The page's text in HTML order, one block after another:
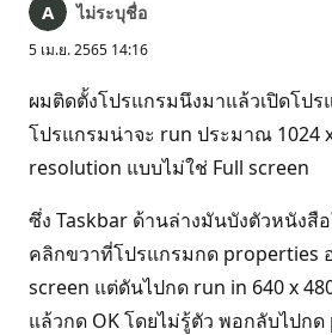
ไม่ระบุชื่อ
5 เม.ย. 2565 14:16
ผมติดตั้งโปรแกรมนึงมาแล้วเปิดโป
โปรแกรมน่าจะ run ประมาณ 1024
resolution แบบไม่ใช่ Full screen
ซึ่ง Taskbar ด้านล่างมันบังตัวหนังสื
คลิกขวาที่โปรแกรมกด properties
screen แต่ดันไปกด run in 640 x
แล้วกด OK โดยไม่รู้ตัว พอกลับไปก